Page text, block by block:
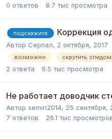
0 ответов 8.7 тыс просмотра
подскажите Коррекция
Автор Серпал, 2 октября, 2017
возможно скрутить
2 ответа 6.5 тыс просмотра
Не работает доводчик
Автор semin2014, 25 сентября,
7 ответов 26.1 тыс